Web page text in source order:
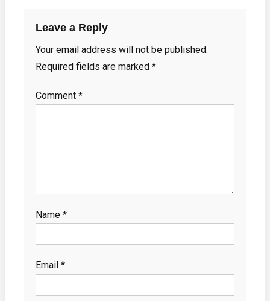
Leave a Reply
Your email address will not be published.
Required fields are marked *
Comment *
Name *
Email *